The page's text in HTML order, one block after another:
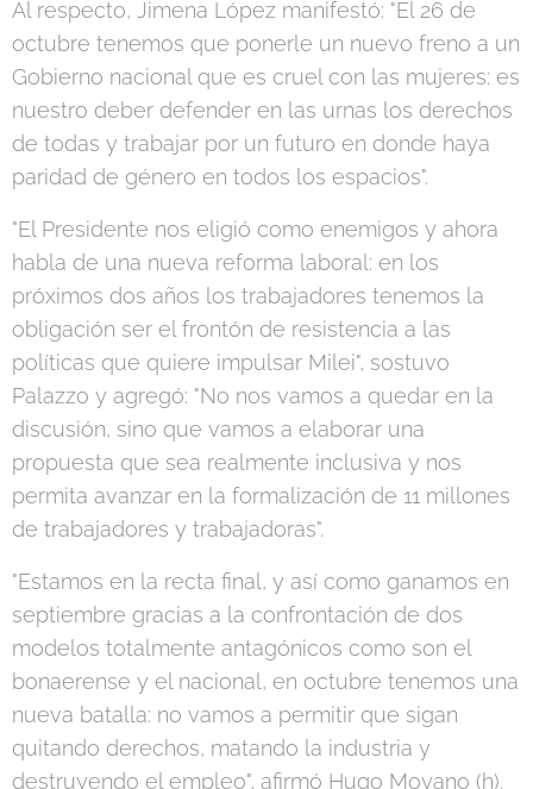
Al respecto, Jimena López manifestó: "El 26 de
octubre tenemos que ponerle un nuevo freno a un
Gobierno nacional que es cruel con las mujeres: es
nuestro deber defender en las urnas los derechos
de todas y trabajar por un futuro en donde haya
paridad de género en todos los espacios".
"El Presidente nos eligió como enemigos y ahora
habla de una nueva reforma laboral: en los
próximos dos años los trabajadores tenemos la
obligación ser el frontón de resistencia a las
políticas que quiere impulsar Milei", sostuvo
Palazzo y agregó: "No nos vamos a quedar en la
discusión, sino que vamos a elaborar una
propuesta que sea realmente inclusiva y nos
permita avanzar en la formalización de 11 millones
de trabajadores y trabajadoras".
"Estamos en la recta final, y así como ganamos en
septiembre gracias a la confrontación de dos
modelos totalmente antagónicos como son el
bonaerense y el nacional, en octubre tenemos una
nueva batalla: no vamos a permitir que sigan
quitando derechos, matando la industria y
destruyendo el empleo", afirmó Hugo Moyano (h).